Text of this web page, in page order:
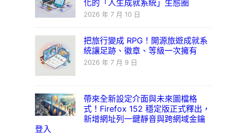
化的「人生成就系統」生態圈
2026 年 7 月 10 日
把旅行變成 RPG！開源旅遊成就系
統讓足跡、徽章、等級一次擁有
2026 年 7 月 9 日
帶來全新設定介面與未來圖檔格
式！Firefox 152 穩定版正式釋出，
新增網址列一鍵靜音與跨網域金鑰
登入